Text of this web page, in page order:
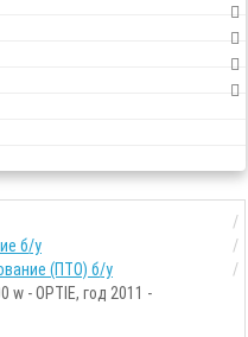
б/у
(ПТО) б/у
w - OPTIE, год 2011 -